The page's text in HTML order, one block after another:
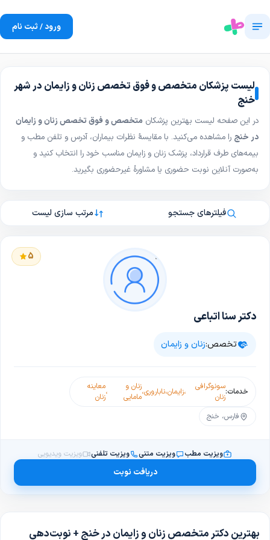
ورود / ثبت نام
لیست پزشکان متخصص و فوق تخصص زنان و زایمان در شهر
خنج
در این صفحه لیست بهترین پزشکان متخصص و فوق تخصص زنان و زایمان
در خنج را مشاهده می‌کنید. با مقایسهٔ نظرات بیماران، آدرس و تلفن مطب و
بیمه‌های طرف قرارداد، پزشک زنان و زایمان مناسب خود را انتخاب کنید و
به‌صورت آنلاین نوبت حضوری یا مشاورهٔ غیرحضوری بگیرید.
فیلترهای جستجو مرتب سازی لیست
5
دکتر سنا اتباعی
تخصص:زنان و زایمان
خدمات:سونوگرافی
زنان
،زایمان،ناباروری،زنان و
مامایی
،معاینه
زنان
فارس، خنج
ویزیت مطب ویزیت متنی ویزیت تلفنی ویزیت ویدیویی
دریافت نوبت
بهترین دکتر متخصص زنان و زایمان در خنج + نوبت‌دهی